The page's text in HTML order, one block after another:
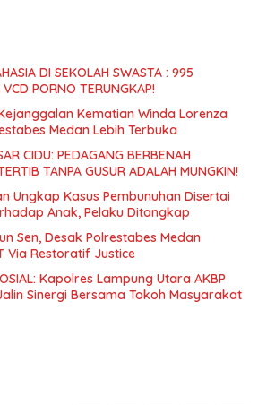
DI SEKOLAH SWASTA : 995
PORNO TERUNGKAP!
Kejanggalan Kematian Winda Lorenza
Medan Lebih Terbuka
CIDU: PEDAGANG BERBENAH
TANPA GUSUR ADALAH MUNGKIN!
Ungkap Kasus Pembunuhan Disertai
Anak, Pelaku Ditangkap
Sen, Desak Polrestabes Medan
Via Restoratif Justice
Kapolres Lampung Utara AKBP
Sinergi Bersama Tokoh Masyarakat